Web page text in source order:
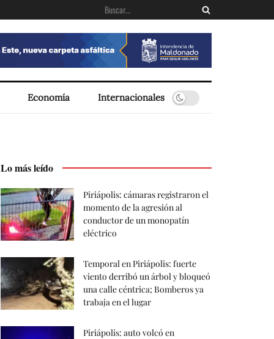
Economía Internacionales
Lo más leído
Piriápolis: cámaras registraron el
momento de la agresión al
conductor de un monopatín
eléctrico
Temporal en Piriápolis: fuerte
viento derribó un árbol y bloqueó
una calle céntrica; Bomberos ya
trabaja en el lugar
Piriápolis: auto volcó en